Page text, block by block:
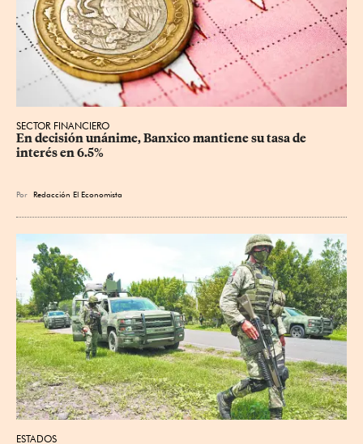
SECTOR FINANCIERO
En decisión unánime, Banxico mantiene su tasa de
interés en 6.5%
Por Redacción El Economista
ESTADOS